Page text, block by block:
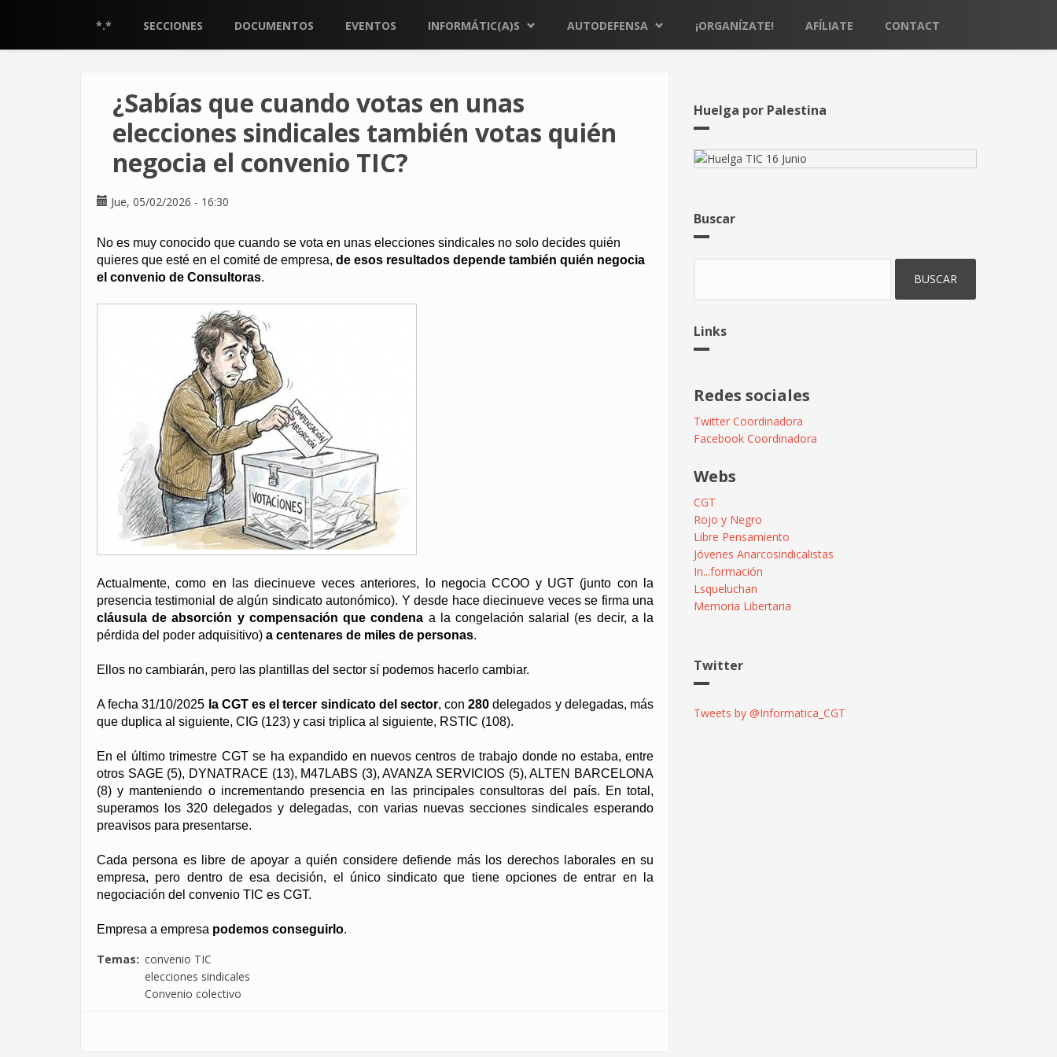
*.* SECCIONES DOCUMENTOS EVENTOS INFORMÁTIC(A)S AUTODEFENSA ¡ORGANÍZATE! AFÍLIATE CONTACT
¿Sabías que cuando votas en unas
elecciones sindicales también votas quién
negocia el convenio TIC?
Jue, 05/02/2026 - 16:30
No es muy conocido que cuando se vota en unas elecciones sindicales no solo decides quién
quieres que esté en el comité de empresa, de esos resultados depende también quién negocia
el convenio de Consultoras.
Actualmente, como en las diecinueve veces anteriores, lo negocia CCOO y UGT (junto con la
presencia testimonial de algún sindicato autonómico). Y desde hace diecinueve veces se firma una
cláusula de absorción y compensación que condena a la congelación salarial (es decir, a la
pérdida del poder adquisitivo) a centenares de miles de personas.
Ellos no cambiarán, pero las plantillas del sector sí podemos hacerlo cambiar.
A fecha 31/10/2025 la CGT es el tercer sindicato del sector, con280 delegados y delegadas, más
que duplica al siguiente, CIG (123) y casi triplica al siguiente, RSTIC (108).
En el último trimestre CGT se ha expandido en nuevos centros de trabajo donde no estaba, entre
otros SAGE (5), DYNATRACE (13), M47LABS (3), AVANZA SERVICIOS (5), ALTEN BARCELONA
(8) y manteniendo o incrementando presencia en las principales consultoras del país. En total,
superamos los 320 delegados y delegadas, con varias nuevas secciones sindicales esperando
preavisos para presentarse.
Cada persona es libre de apoyar a quién considere defiende más los derechos laborales en su
empresa, pero dentro de esa decisión, el único sindicato que tiene opciones de entrar en la
negociación del convenio TIC es CGT.
Empresa a empresa podemos conseguirlo.
Temas
convenio TIC
elecciones sindicales
Convenio colectivo
Huelga por Palestina
Buscar
Links
Redes sociales
Twitter Coordinadora
Facebook Coordinadora
Webs
CGT
Rojo y Negro
Libre Pensamiento
Jóvenes Anarcosindicalistas
In...formación
Lsqueluchan
Memoria Libertaria
Twitter
Tweets by @Informatica_CGT